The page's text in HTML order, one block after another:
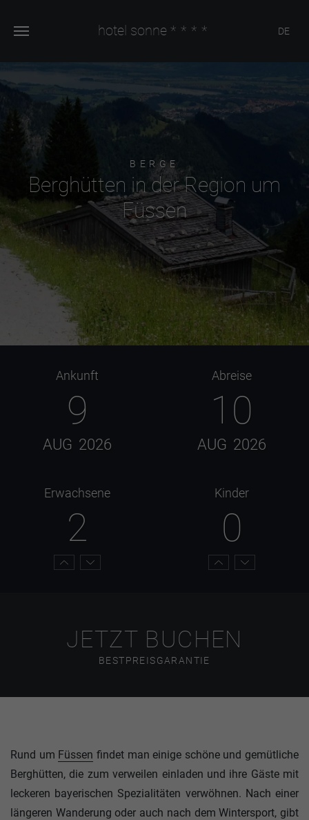
hotel sonne **** DE
BERGE
Berghütten in der Region um
Füssen
Ankunft
9
AUG 2026
Abreise
10
AUG 2026
Erwachsene
2
Kinder
0
JETZT BUCHEN
BESTPREISGARANTIE
Rund um Füssen findet man einige schöne und gemütliche
Berghütten, die zum verweilen einladen und ihre Gäste mit
leckeren bayerischen Spezialitäten verwöhnen. Nach einer
längeren Wanderung oder auch nach dem Wintersport, gibt